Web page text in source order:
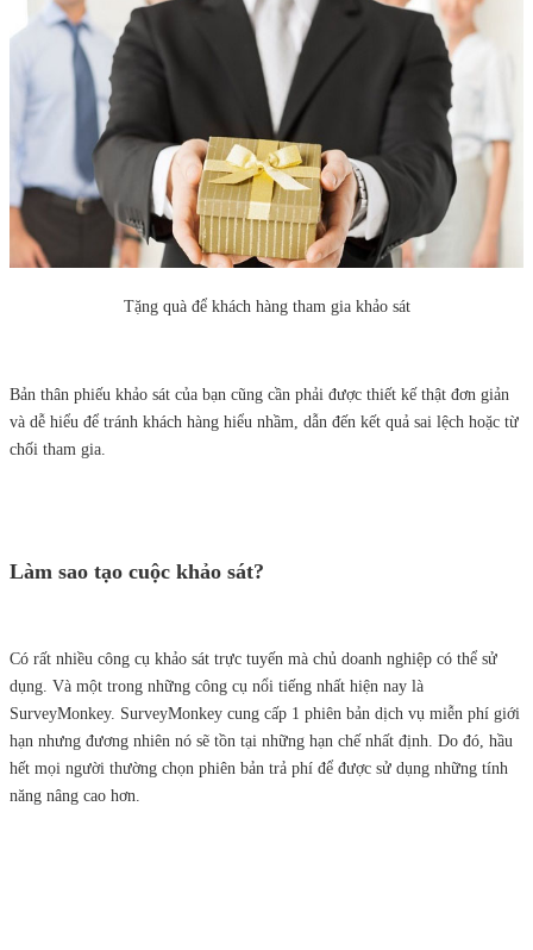
Tặng quà để khách hàng tham gia khảo sát
Bản thân phiếu khảo sát của bạn cũng cần phải được thiết kế thật đơn giản
và dễ hiểu để tránh khách hàng hiểu nhầm, dẫn đến kết quả sai lệch hoặc từ
chối tham gia.
Làm sao tạo cuộc khảo sát?
Có rất nhiều công cụ khảo sát trực tuyến mà chủ doanh nghiệp có thể sử
dụng. Và một trong những công cụ nổi tiếng nhất hiện nay là
SurveyMonkey. SurveyMonkey cung cấp 1 phiên bản dịch vụ miễn phí giới
hạn nhưng đương nhiên nó sẽ tồn tại những hạn chế nhất định. Do đó, hầu
hết mọi người thường chọn phiên bản trả phí để được sử dụng những tính
năng nâng cao hơn.